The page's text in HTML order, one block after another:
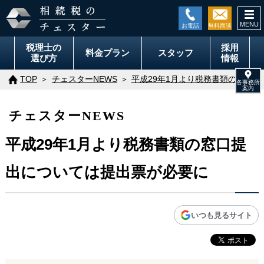
税理士の
選び方
料金プラン スタッフ
採用
情報
TOP チェスターNEWS 平成29年1月より税務書類の窓口
チェスターNEWS
平成29年1月より税務書類の窓口提
出については提出票が必要に
いつも見るサイト